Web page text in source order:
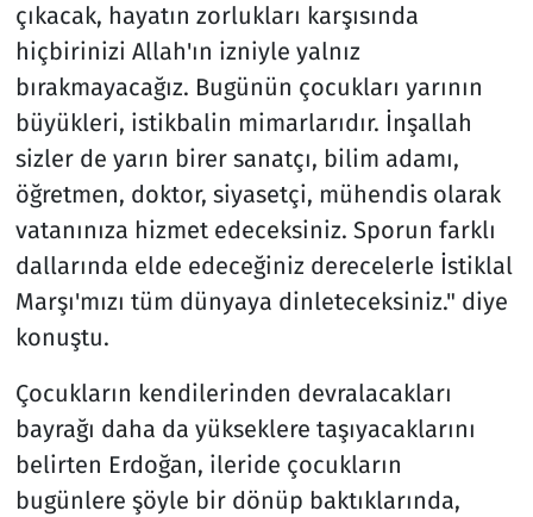
çıkacak, hayatın zorlukları karşısında
hiçbirinizi Allah'ın izniyle yalnız
bırakmayacağız. Bugünün çocukları yarının
büyükleri, istikbalin mimarlarıdır. İnşallah
sizler de yarın birer sanatçı, bilim adamı,
öğretmen, doktor, siyasetçi, mühendis olarak
vatanınıza hizmet edeceksiniz. Sporun farklı
dallarında elde edeceğiniz derecelerle İstiklal
Marşı'mızı tüm dünyaya dinleteceksiniz." diye
konuştu.
Çocukların kendilerinden devralacakları
bayrağı daha da yükseklere taşıyacaklarını
belirten Erdoğan, ileride çocukların
bugünlere şöyle bir dönüp baktıklarında,